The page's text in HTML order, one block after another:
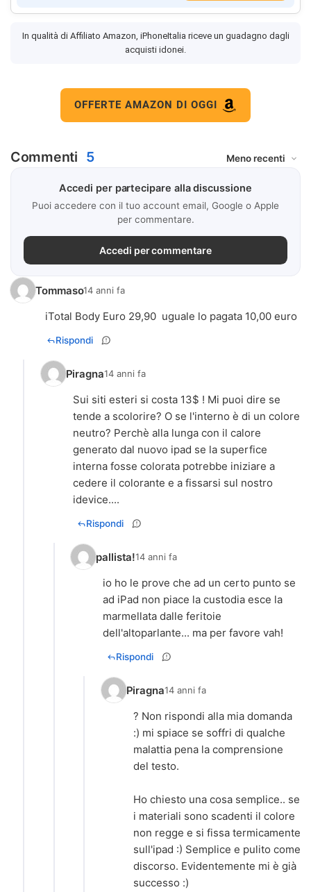
In qualità di Affiliato Amazon, iPhoneItalia riceve un guadagno dagli
acquisti idonei.
OFFERTE AMAZON DI OGGI
Commenti 5
Accedi per partecipare alla discussione
Puoi accedere con il tuo account email, Google o Apple
per commentare.
Accedi per commentare
Tommaso14 anni fa
iTotal Body Euro 29,90 uguale lo pagata 10,00 euro
Rispondi
Piragna14 anni fa
Sui siti esteri si costa 13$ ! Mi puoi dire se
tende a scolorire? O se l'interno è di un colore
neutro? Perchè alla lunga con il calore
generato dal nuovo ipad se la superfice
interna fosse colorata potrebbe iniziare a
cedere il colorante e a fissarsi sul nostro
idevice....
Rispondi
pallista!14 anni fa
io ho le prove che ad un certo punto se
ad iPad non piace la custodia esce la
marmellata dalle feritoie
dell'altoparlante... ma per favore vah!
Rispondi
Piragna14 anni fa
? Non rispondi alla mia domanda
:) mi spiace se soffri di qualche
malattia pena la comprensione
del testo.
Ho chiesto una cosa semplice.. se
i materiali sono scadenti il colore
non regge e si fissa termicamente
sull'ipad :) Semplice e pulito come
discorso. Evidentemente mi è già
successo :)